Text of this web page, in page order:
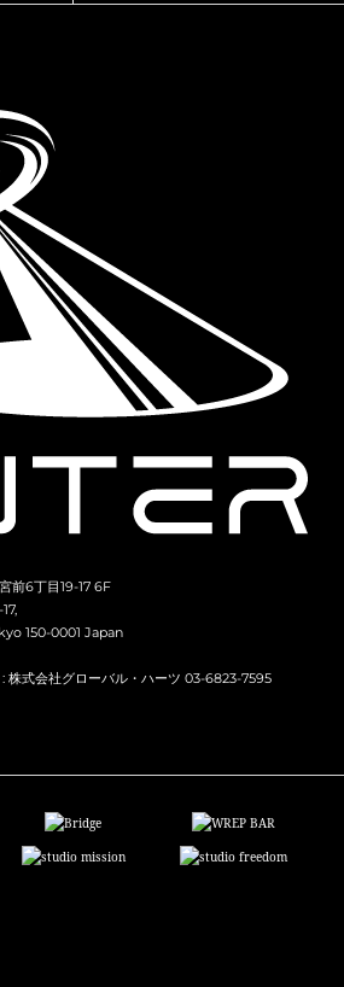
前6丁目19-17 6F
150-0001 Japan
株式会社グローバル・ハーツ 03-6823-7595